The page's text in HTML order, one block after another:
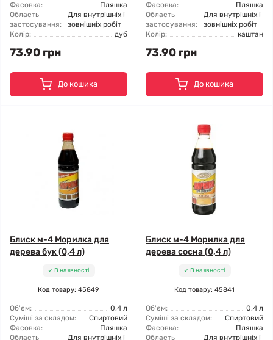
Фасовка:
Пляшка
Область
застосування:
Для внутрішніх і
зовнішніх робіт
Колір:
дуб
73.90 грн
До кошика
Фасовка:
Пляшка
Область
застосування:
Для внутрішніх і
зовнішніх робіт
Колір:
каштан
73.90 грн
До кошика
Блиск м-4 Морилка для
дерева бук (0,4 л)
В наявності
Код товару: 45849
Об'єм:
0,4 л
Суміші за складом:
Спиртовий
Фасовка:
Пляшка
Область
Для внутрішніх і
Блиск м-4 Морилка для
дерева сосна (0,4 л)
В наявності
Код товару: 45841
Об'єм:
0,4 л
Суміші за складом:
Спиртовий
Фасовка:
Пляшка
Область
Для внутрішніх і